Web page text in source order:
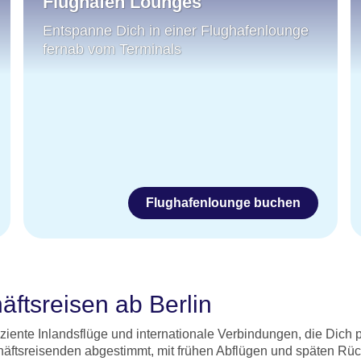
Entspanne Dich in einer Flughafenlounge
fernab vom Terminals
Flughafenlounge buchen
ab Berlin
Inlandsflüge und internationale Verbindungen, die Dich
abgestimmt, mit frühen Abflügen und späten